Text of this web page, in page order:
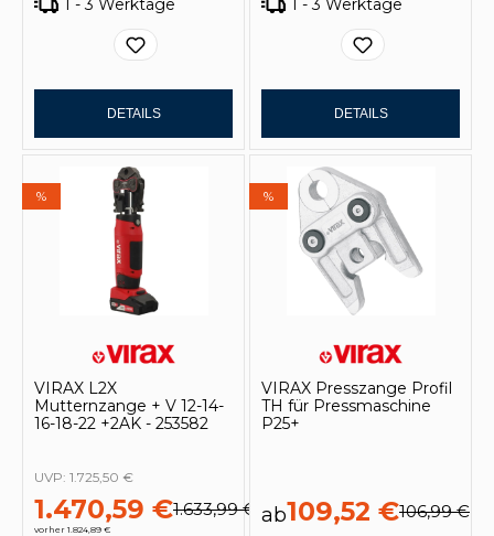
1 - 3 Werktage
DETAILS
1 - 3 Werktage
DETAILS
%
VIRAX L2X
Mutternzange + V 12-14-
16-18-22 +2AK - 253582
1.470,59 €1.633,99 €
vorher 1.824,89 €
UVP: 1.725,50 €
%
VIRAX Presszange Profil
TH für Pressmaschine
P25+
ab109,52 €106,99 €